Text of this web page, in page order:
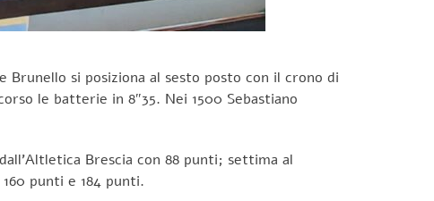
si posiziona al sesto posto con il crono di
le batterie in 8″35. Nei 1500 Sebastiano
Brescia con 88 punti; settima al
punti e 184 punti.